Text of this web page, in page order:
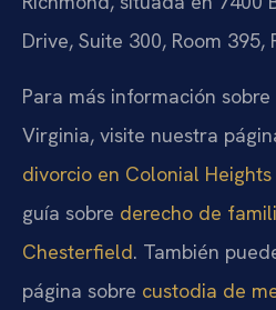
Drive, Suite 300, Room 395,
Para más información
Virginia, visite nuestra
divorcio en Colonial Heights
guía sobre derecho de
Chesterfield. También
página sobre custodia de